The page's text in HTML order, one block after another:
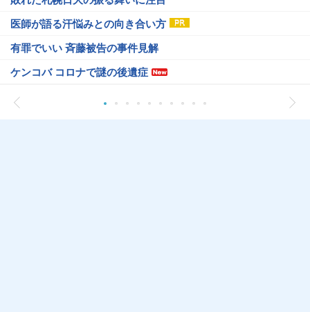
医師が語る汗悩みとの向き合い方
有罪でいい 斉藤被告の事件見解
ケンコバ コロナで謎の後遺症